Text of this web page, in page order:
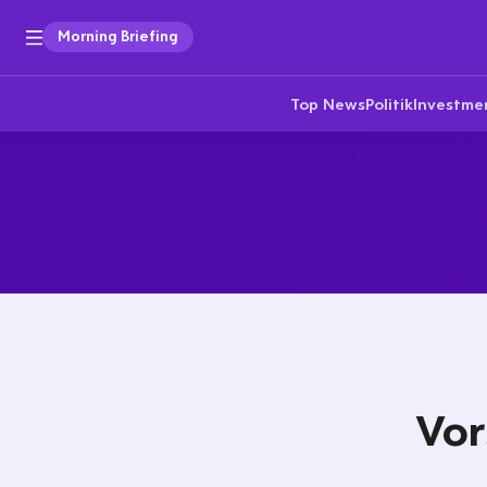
Morning Briefing
Top NewsPolitik